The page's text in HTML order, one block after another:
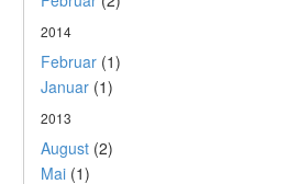
2014
Februar (1)
Januar (1)
2013
August (2)
Mai (1)